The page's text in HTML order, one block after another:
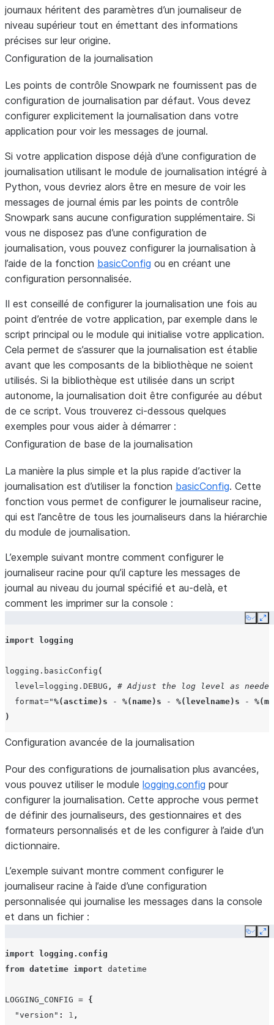
journaux héritent des paramètres d’un journaliseur de
niveau supérieur tout en émettant des informations
précises sur leur origine.
Configuration de la journalisation
Les points de contrôle Snowpark ne fournissent pas de
configuration de journalisation par défaut. Vous devez
configurer explicitement la journalisation dans votre
application pour voir les messages de journal.
Si votre application dispose déjà d’une configuration de
journalisation utilisant le module de journalisation intégré à
Python, vous devriez alors être en mesure de voir les
messages de journal émis par les points de contrôle
Snowpark sans aucune configuration supplémentaire. Si
vous ne disposez pas d’une configuration de
journalisation, vous pouvez configurer la journalisation à
l’aide de la fonction basicConfig ou en créant une
configuration personnalisée.
Il est conseillé de configurer la journalisation une fois au
point d’entrée de votre application, par exemple dans le
script principal ou le module qui initialise votre application.
Cela permet de s’assurer que la journalisation est établie
avant que les composants de la bibliothèque ne soient
utilisés. Si la bibliothèque est utilisée dans un script
autonome, la journalisation doit être configurée au début
de ce script. Vous trouverez ci-dessous quelques
exemples pour vous aider à démarrer :
Configuration de base de la journalisation
La manière la plus simple et la plus rapide d’activer la
journalisation est d’utiliser la fonction basicConfig. Cette
fonction vous permet de configurer le journaliseur racine,
qui est l’ancêtre de tous les journaliseurs dans la hiérarchie
du module de journalisation.
L’exemple suivant montre comment configurer le
journaliseur racine pour qu’il capture les messages de
journal au niveau du journal spécifié et au-delà, et
comment les imprimer sur la console :
Copy
import logging
logging . basicConfig (
level=logging . DEBUG ,
# Adjust the log level as needed
format="%(asctime)s - %(name)s - %(levelname)s -
)
Configuration avancée de la journalisation
Pour des configurations de journalisation plus avancées,
vous pouvez utiliser le module logging.config pour
configurer la journalisation. Cette approche vous permet
de définir des journaliseurs, des gestionnaires et des
formateurs personnalisés et de les configurer à l’aide d’un
dictionnaire.
L’exemple suivant montre comment configurer le
journaliseur racine à l’aide d’une configuration
personnalisée qui journalise les messages dans la console
et dans un fichier :
Copy
import
logging.config
from datetime import datetime
LOGGING_CONFIG = {
"version" : 1 ,